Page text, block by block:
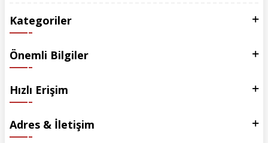
Kategoriler
Önemli Bilgiler
Hızlı Erişim
Adres & İletişim